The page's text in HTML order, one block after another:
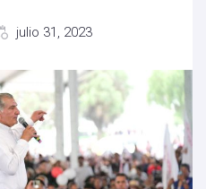
julio 31, 2023